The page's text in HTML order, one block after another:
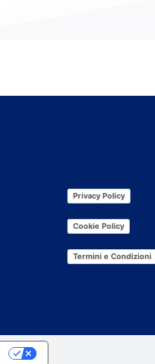
Privacy Policy
Cookie Policy
Termini e Condizioni